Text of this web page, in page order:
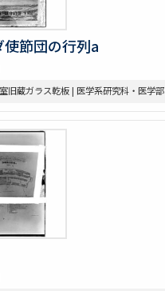
使節団の行列a
旧蔵ガラス乾板 | 医学系研究科・医学部